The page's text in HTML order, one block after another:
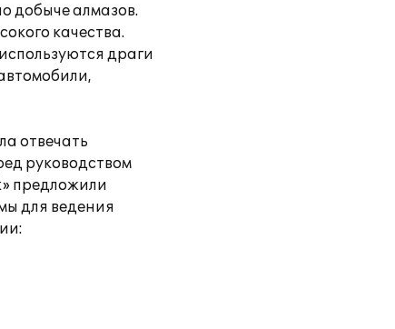
добыче алмазов.
качества.
драги
отвечать
руководством
предложили
для ведения